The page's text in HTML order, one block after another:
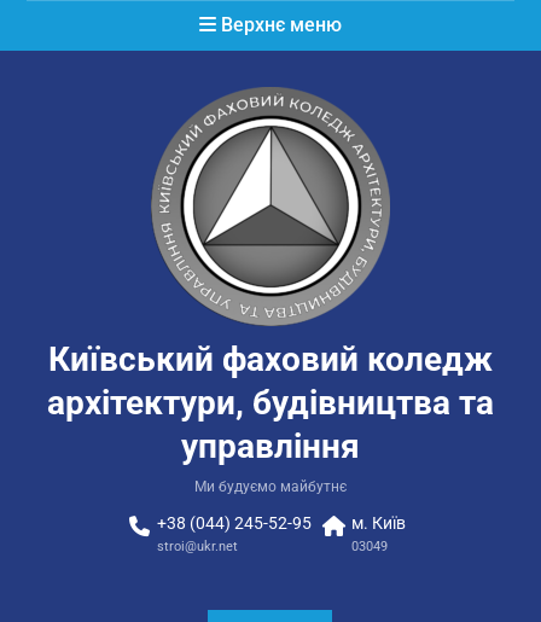
Верхнє меню
Київський фаховий коледж
архітектури, будівництва та
управління
Ми будуємо майбутнє
+38 (044) 245-52-95
stroi@ukr.net
м. Київ
03049